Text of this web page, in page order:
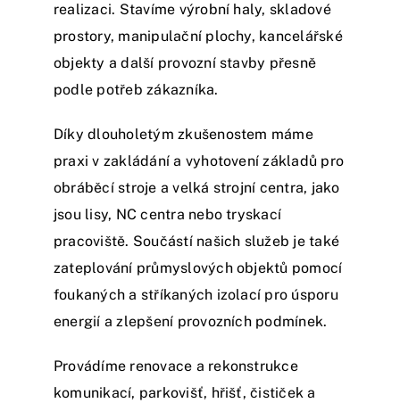
realizaci. Stavíme výrobní haly, skladové
prostory, manipulační plochy, kancelářské
objekty a další provozní stavby přesně
podle potřeb zákazníka.
Díky dlouholetým zkušenostem máme
praxi v zakládání a vyhotovení základů pro
obráběcí stroje a velká strojní centra, jako
jsou lisy, NC centra nebo tryskací
pracoviště. Součástí našich služeb je také
zateplování průmyslových objektů pomocí
foukaných a stříkaných izolací pro úsporu
energií a zlepšení provozních podmínek.
Provádíme renovace a rekonstrukce
komunikací, parkovišť, hřišť, čističek a